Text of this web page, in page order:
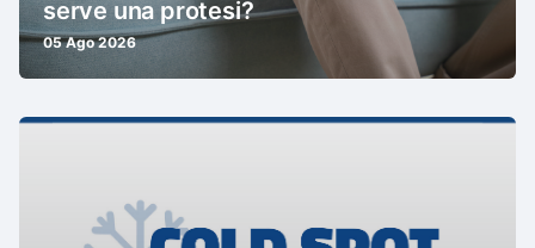
serve una protesi?
05 Ago 2026